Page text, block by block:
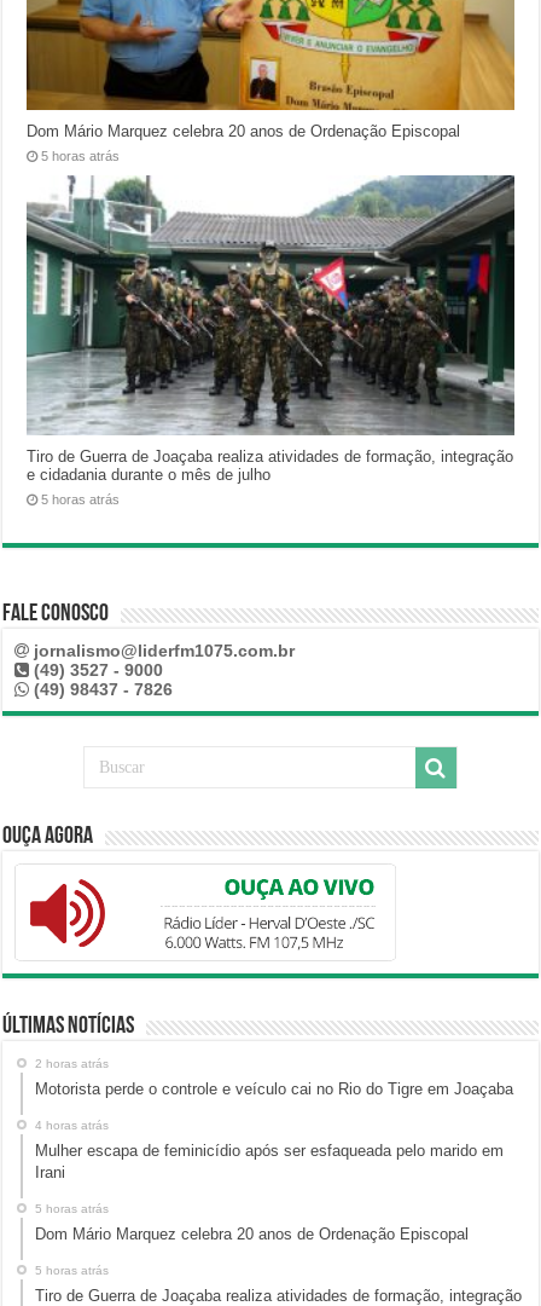
Dom Mário Marquez celebra 20 anos de Ordenação Episcopal
5 horas atrás
Tiro de Guerra de Joaçaba realiza atividades de formação, integração
e cidadania durante o mês de julho
5 horas atrás
Fale Conosco
jornalismo@liderfm1075.com.br
(49) 3527 - 9000
(49) 98437 - 7826
Ouça Agora
Últimas Notícias
2 horas atrás
Motorista perde o controle e veículo cai no Rio do Tigre em Joaçaba
4 horas atrás
Mulher escapa de feminicídio após ser esfaqueada pelo marido em
Irani
5 horas atrás
Dom Mário Marquez celebra 20 anos de Ordenação Episcopal
5 horas atrás
Tiro de Guerra de Joaçaba realiza atividades de formação, integração